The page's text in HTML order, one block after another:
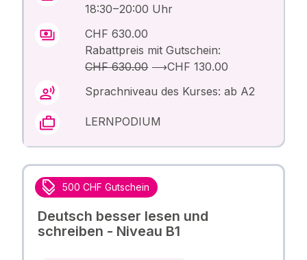
18:30 – 20:00 Uhr
CHF 630.00
Rabattpreis mit Gutschein:
CHF 630.00⟶CHF 130.00
Sprachniveau des Kurses: ab A2
LERNPODIUM
500 CHF Gutschein
Deutsch besser lesen und
schreiben - Niveau B1